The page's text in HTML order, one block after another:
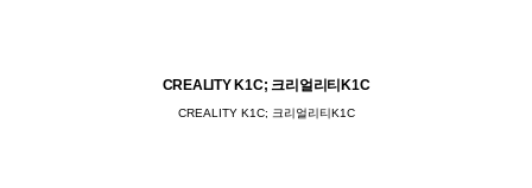
CREALITY K1C; 크리얼리티K1C
CREALITY K1C; 크리얼리티K1C